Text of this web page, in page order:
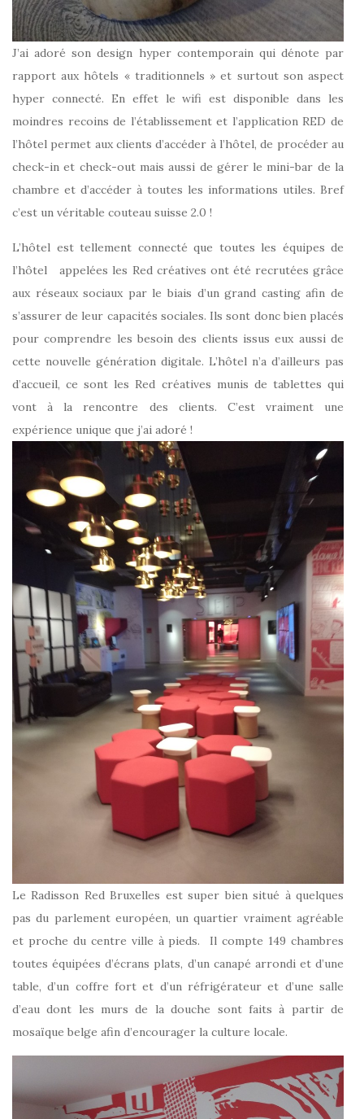
J’ai adoré son design hyper contemporain qui dénote par
rapport aux hôtels « traditionnels » et surtout son aspect
hyper connecté. En effet le wifi est disponible dans les
moindres recoins de l’établissement et l’application RED de
l’hôtel permet aux clients d’accéder à l’hôtel, de procéder au
check-in et check-out mais aussi de gérer le mini-bar de la
chambre et d’accéder à toutes les informations utiles. Bref
c’est un véritable couteau suisse 2.0 !
L’hôtel est tellement connecté que toutes les équipes de
l’hôtel appelées les Red créatives ont été recrutées grâce
aux réseaux sociaux par le biais d’un grand casting afin de
s’assurer de leur capacités sociales. Ils sont donc bien placés
pour comprendre les besoin des clients issus eux aussi de
cette nouvelle génération digitale. L’hôtel n’a d’ailleurs pas
d’accueil, ce sont les Red créatives munis de tablettes qui
vont à la rencontre des clients. C’est vraiment une
expérience unique que j’ai adoré !
Le Radisson Red Bruxelles est super bien situé à quelques
pas du parlement européen, un quartier vraiment agréable
et proche du centre ville à pieds. Il compte 149 chambres
toutes équipées d’écrans plats, d’un canapé arrondi et d’une
table, d’un coffre fort et d’un réfrigérateur et d’une salle
d’eau dont les murs de la douche sont faits à partir de
mosaïque belge afin d’encourager la culture locale.